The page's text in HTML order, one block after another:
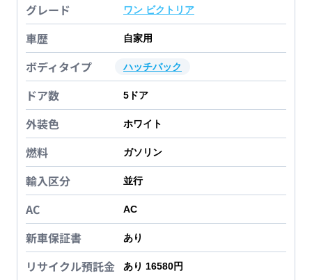
グレード ワン ビクトリア
車歴 自家用
ボディタイプ ハッチバック
ドア数 5 ドア
外装色 ホワイト
燃料 ガソリン
輸入区分 並行
AC AC
新車保証書 あり
リサイクル預託金 あり 16580円